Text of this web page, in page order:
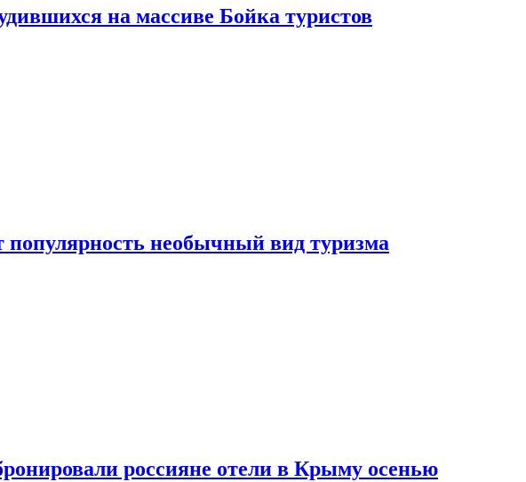
на массиве Бойка туристов
необычный вид туризма
россияне отели в Крыму осенью